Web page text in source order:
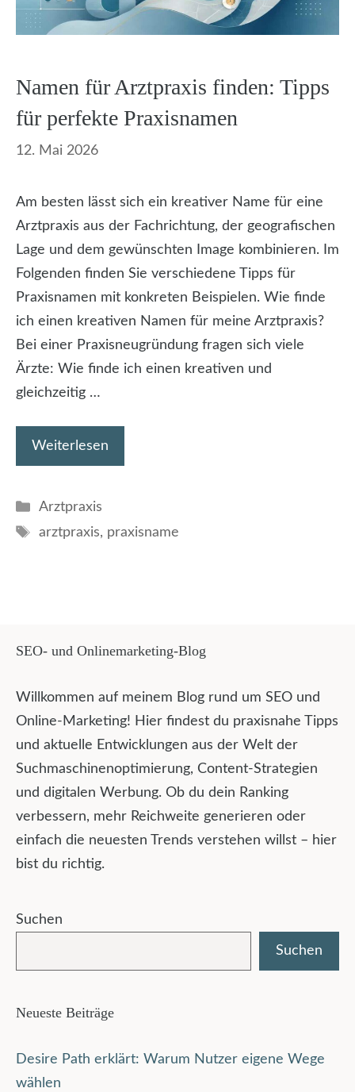
Namen für Arztpraxis finden: Tipps
für perfekte Praxisnamen
12. Mai 2026
Am besten lässt sich ein kreativer Name für eine
Arztpraxis aus der Fachrichtung, der geografischen
Lage und dem gewünschten Image kombinieren. Im
Folgenden finden Sie verschiedene Tipps für
Praxisnamen mit konkreten Beispielen. Wie finde
ich einen kreativen Namen für meine Arztpraxis?
Bei einer Praxisneugründung fragen sich viele
Ärzte: Wie finde ich einen kreativen und
gleichzeitig …
Weiterlesen
Kategorien
Arztpraxis
Schlagwörter
arztpraxis, praxisname
SEO- und Onlinemarketing-Blog
Willkommen auf meinem Blog rund um SEO und
Online-Marketing! Hier findest du praxisnahe Tipps
und aktuelle Entwicklungen aus der Welt der
Suchmaschinenoptimierung, Content-Strategien
und digitalen Werbung. Ob du dein Ranking
verbessern, mehr Reichweite generieren oder
einfach die neuesten Trends verstehen willst – hier
bist du richtig.
Suchen
Suchen
Neueste Beiträge
Desire Path erklärt: Warum Nutzer eigene Wege
wählen